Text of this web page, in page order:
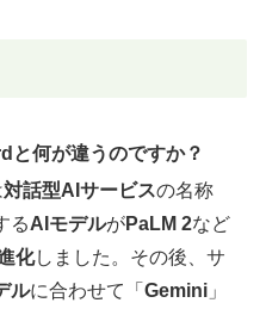
と何が違うのですか？
対話型AIサービスの名称
るAIモデルがPaLM 2など
化しました。その後、サ
ルに合わせて「Gemini 」